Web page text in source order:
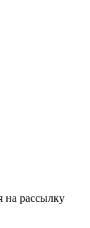
на рассылку